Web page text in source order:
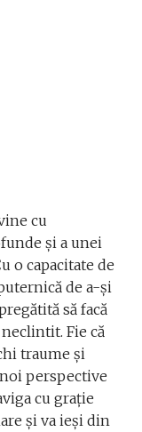
cu
și a unei
o capacitate de
de a-și
să facă
Fie că
traume și
perspective
cu grație
și va ieși din